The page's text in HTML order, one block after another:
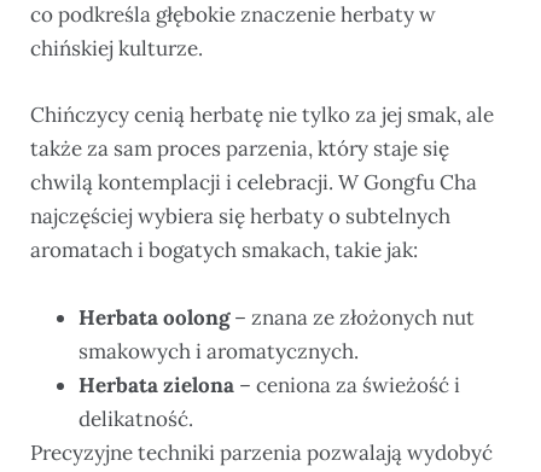
co podkreśla głębokie znaczenie herbaty w
chińskiej kulturze.
Chińczycy cenią herbatę nie tylko za jej smak, ale
także za sam proces parzenia, który staje się
chwilą kontemplacji i celebracji. W Gongfu Cha
najczęściej wybiera się herbaty o subtelnych
aromatach i bogatych smakach, takie jak:
Herbata oolong– znana ze złożonych nut
smakowych i aromatycznych.
Herbata zielona – ceniona za świeżość i
delikatność.
Precyzyjne techniki parzenia pozwalają wydobyć